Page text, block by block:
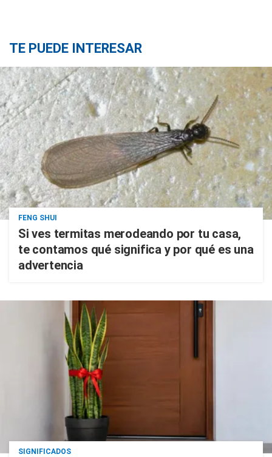
TE PUEDE INTERESAR
FENG SHUI
Si ves termitas merodeando por tu casa,
te contamos qué significa y por qué es una
advertencia
SIGNIFICADOS